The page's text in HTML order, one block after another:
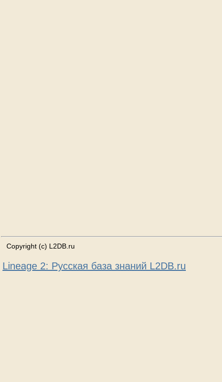
Copyright (c) L2DB.ru
Lineage 2: Русская база знаний L2DB.ru